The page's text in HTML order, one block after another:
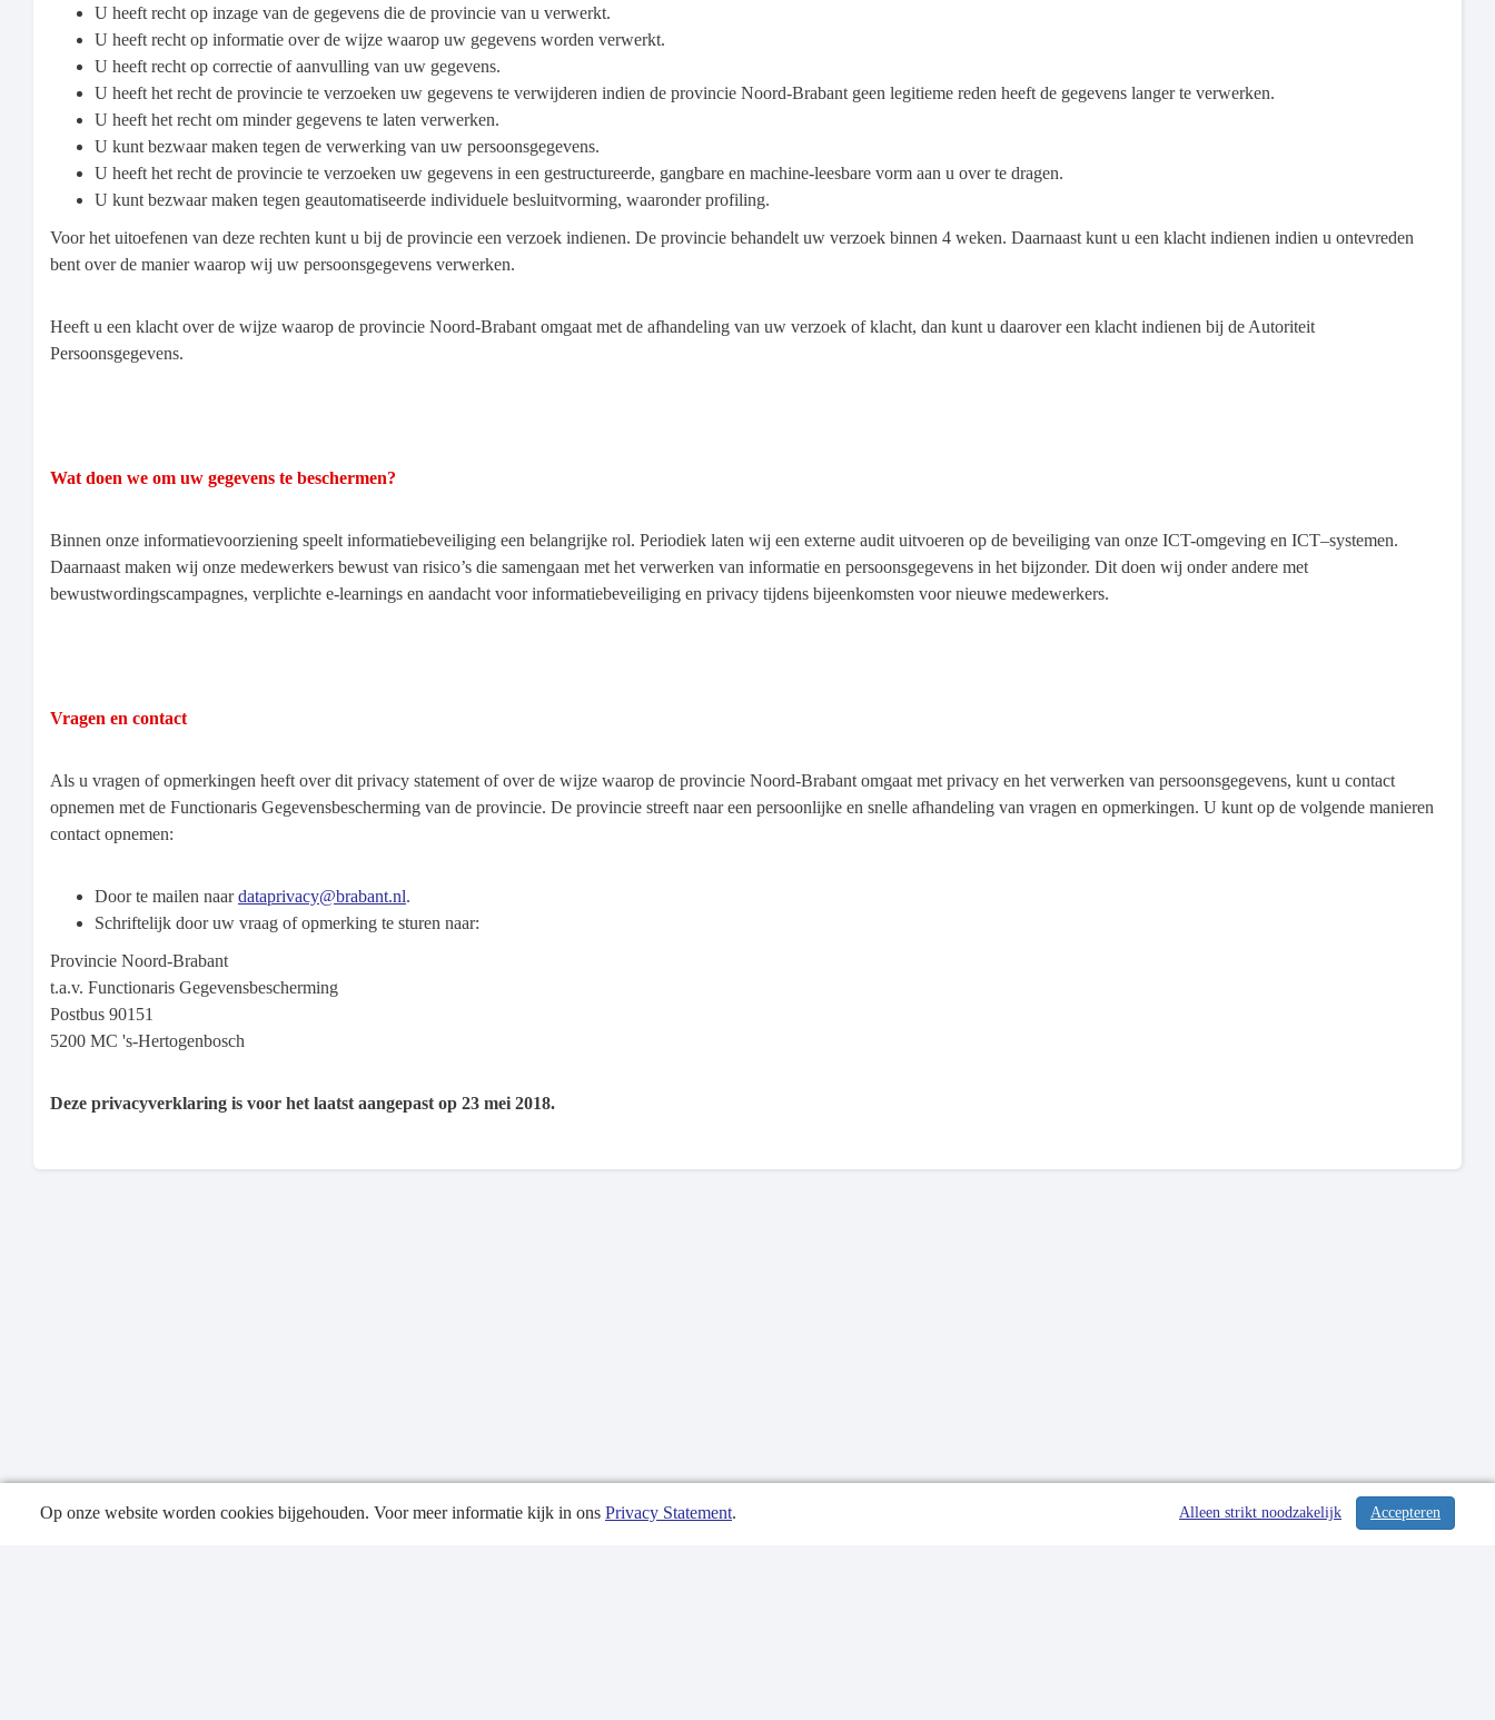
U heeft recht op inzage van de gegevens die de provincie van u verwerkt.
U heeft recht op informatie over de wijze waarop uw gegevens worden verwerkt.
U heeft recht op correctie of aanvulling van uw gegevens.
U heeft het recht de provincie te verzoeken uw gegevens te verwijderen indien de provincie Noord-Brabant geen legitieme reden heeft de gegevens langer te verwerken.
U heeft het recht om minder gegevens te laten verwerken.
U kunt bezwaar maken tegen de verwerking van uw persoonsgegevens.
U heeft het recht de provincie te verzoeken uw gegevens in een gestructureerde, gangbare en machine-leesbare vorm aan u over te dragen.
U kunt bezwaar maken tegen geautomatiseerde individuele besluitvorming, waaronder profiling.
Voor het uitoefenen van deze rechten kunt u bij de provincie een verzoek indienen. De provincie behandelt uw verzoek binnen 4 weken. Daarnaast kunt u een klacht indienen indien u ontevreden
bent over de manier waarop wij uw persoonsgegevens verwerken.
Heeft u een klacht over de wijze waarop de provincie Noord-Brabant omgaat met de afhandeling van uw verzoek of klacht, dan kunt u daarover een klacht indienen bij de Autoriteit
Persoonsgegevens.
Wat doen we om uw gegevens te beschermen?
Binnen onze informatievoorziening speelt informatiebeveiliging een belangrijke rol. Periodiek laten wij een externe audit uitvoeren op de beveiliging van onze ICT-omgeving en ICT–systemen.
Daarnaast maken wij onze medewerkers bewust van risico’s die samengaan met het verwerken van informatie en persoonsgegevens in het bijzonder. Dit doen wij onder andere met
bewustwordingscampagnes, verplichte e-learnings en aandacht voor informatiebeveiliging en privacy tijdens bijeenkomsten voor nieuwe medewerkers.
Vragen en contact
Als u vragen of opmerkingen heeft over dit privacy statement of over de wijze waarop de provincie Noord-Brabant omgaat met privacy en het verwerken van persoonsgegevens, kunt u contact
opnemen met de Functionaris Gegevensbescherming van de provincie. De provincie streeft naar een persoonlijke en snelle afhandeling van vragen en opmerkingen. U kunt op de volgende manieren
contact opnemen:
Door te mailen naardataprivacy@brabant.nl.
Schriftelijk door uw vraag of opmerking te sturen naar:
Provincie Noord-Brabant
t.a.v. Functionaris Gegevensbescherming
Postbus 90151
5200 MC 's-Hertogenbosch
Deze privacyverklaring is voor het laatst aangepast op 23 mei 2018.
Publicatiedatum: 28-09-2023
Op onze website worden cookies bijgehouden. Voor meer informatie kijk in ons Privacy Statement. Accepteren
Alleen strikt noodzakelijk